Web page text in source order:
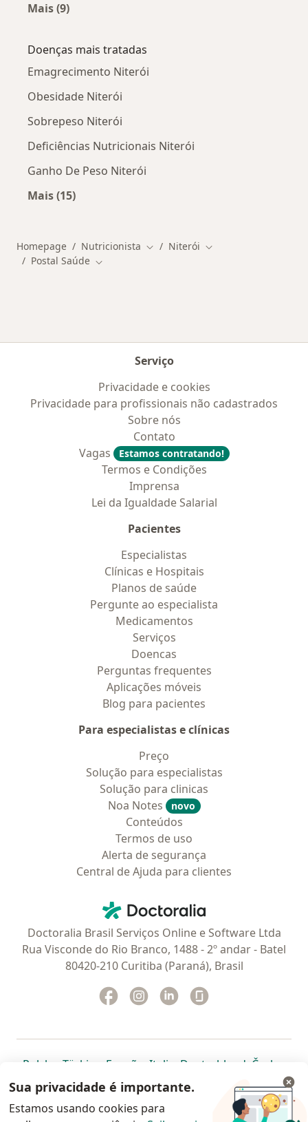
Mais (9)
Doenças mais tratadas
Emagrecimento Niterói
Obesidade Niterói
Sobrepeso Niterói
Deficiências Nutricionais Niterói
Ganho De Peso Niterói
Mais (15)
Homepage Nutricionista Mudar de cidade
Niterói Mudar de cidade
Postal Saúde Mudar de cidade
Serviço
Privacidade e cookies
Privacidade para profissionais não cadastrados
Sobre nós
Contato
Vagas
Estamos contratando!
Termos e Condições
Imprensa
Lei da Igualdade Salarial
Pacientes
Especialistas
Clínicas e Hospitais
Planos de saúde
Pergunte ao especialista
Medicamentos
Serviços
Doencas
Perguntas frequentes
Aplicações móveis
Blog para pacientes
Para especialistas e clínicas
Preço
Solução para especialistas
Solução para clinicas
Noa Notes
novo
Conteúdos
Termos de uso
Alerta de segurança
Central de Ajuda para clientes
Doctoralia - Homepage
Doctoralia Brasil Serviços Online e Software Ltda
Rua Visconde do Rio Branco, 1488 - 2º andar - Batel
80420-210 Curitiba (Paraná), Brasil
Facebook
abre num novo separador
Instagram
abre num novo separador
Linkedin
abre num novo
Polska abre num novo separador
Türkiye abre num novo separador
España abre num novo separador
Italia abre num novo
Deutschlandabre num
Česko
Portugal abre num novo separador
, México abre num novo separador
, abre num novo separador
Brasil abre num novoabre num
abre
Colombia abre num novo
Sua privacidade é importante.
Estamos usando cookies para